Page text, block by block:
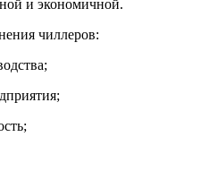
и экономичной.
чиллеров: